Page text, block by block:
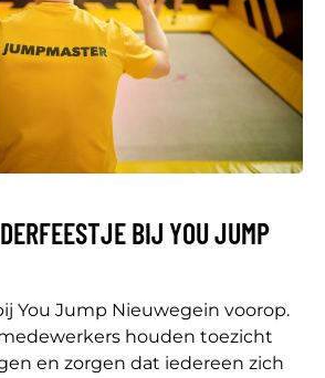
BIJ YOU JUMP
You Jump Nieuwegein voorop.
houden toezicht
en zorgen dat iedereen zich